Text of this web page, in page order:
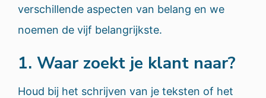
verschillende aspecten van belang en we
noemen de vijf belangrijkste.
1. Waar zoekt je klant naar?
Houd bij het schrijven van je teksten of het